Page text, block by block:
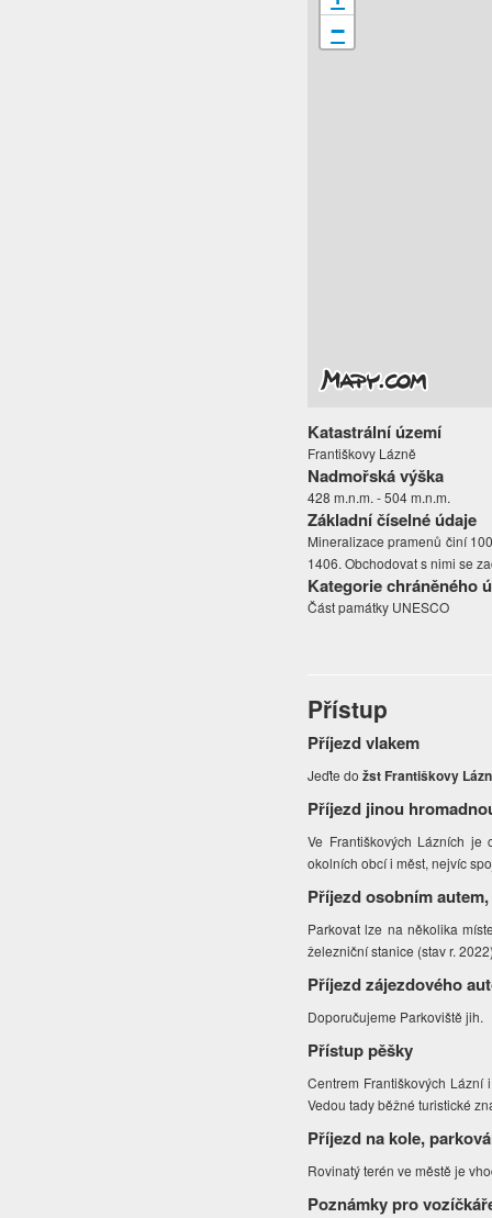
−
Katastrální území
Františkovy Lázně
Nadmořská výška
428 m.n.m. - 504 m.n.m.
Základní číselné údaje
Mineralizace pramenů činí
1406. Obchodovat s nimi se
Kategorie chráněného
Část památky UNESCO
Přístup
Příjezd vlakem
Jeďte dožst Františkovy
Příjezd jinou
Ve Františkových Lázních je
okolních obcí i měst, nejvíc
Příjezd osobním
Parkovat lze na několika
železniční stanice (stav r.
Příjezd zájezdového
Doporučujeme Parkoviště jih.
Přístup pěšky
Centrem Františkových
Vedou tady běžné turistické
Příjezd na kole,
Rovinatý terén ve městě je
Poznámky pro